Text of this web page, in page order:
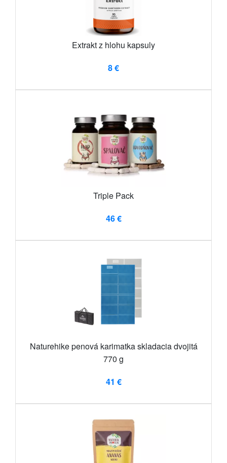
Extrakt z hlohu kapsuly
8 €
Triple Pack
46 €
Naturehike penová karimatka skladacia dvojitá
770 g
41 €